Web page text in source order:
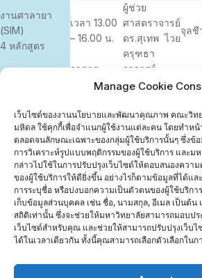
Manage Cookie
เว็บไซต์ของงานนโยบายและพัฒนาคุณภาพ คณะวิท
มหิดล ใช้คุกกี้เพื่อจำแนกผู้ใช้งานแต่ละคน โดยทำห
ตลอดจนลักษณะเฉพาะของกลุ่มผู้ใช้บริการนั้นๆ ซึ่งข้
การวิเคราะห์รูปแบบพฤติกรรมของผู้ใช้บริการ และม
กล่าวไปใช้ในการปรับปรุงเว็บไซต์ให้ตอบสนองควา
ของผู้ใช้บริการให้ดียิ่งขึ้น อย่างไรก็ตามข้อมูลที่ได้แล
การระบุชื่อ หรือบ่งบอกความเป็นตัวตนของผู้ใช้บริกา
เก็บข้อมูลส่วนบุคคล เช่น ชื่อ, นามสกุล, อีเมล เป็นต้น
สถิติเท่านั้น ซึ่งจะช่วยให้มหาวิทยาลัยสามารถมอบป
เว็บไซต์สำหรับคุณ และช่วยให้สามารถปรับปรุงเว็บ
ได้ในเวลาเดียวกัน ทั้งนี้คุณสามารถเลือกตัวเลือกในก
งานศาลายา
(SIM)
4 หลักสูตร
เวลา 13.00
– 16.00 น.
ผู้ช่วย
ศาสตราจารย์
ดร.สุเทพ ไวย
ครุฑธา
จุลชี
อาคาร
วิทยาศาสตร์
อาจารย์
ดร.พหล โกสิชีววิ
ห้อง 201
ติดต่อ สอบถาม
งานนโยบายและพัฒนาคุณภาพ ห้อง K115
คุณศศิมา โทร 5034
คุณวัชรี โทร 5036
ลิงก์ที่เกี่ยวข้อง
การเยี่ยมสำรวจภาควิชา
จำนวนผู้เยี่ยมชม : 856